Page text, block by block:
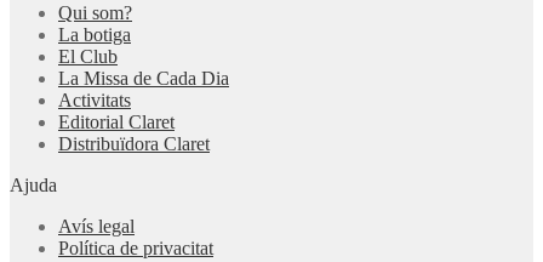
Qui som?
La botiga
El Club
La Missa de Cada Dia
Activitats
Editorial Claret
Distribuïdora Claret
Ajuda
Avís legal
Política de privacitat